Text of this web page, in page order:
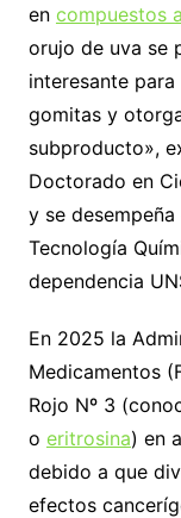
en compuestos
orujo de uva se
interesante
gomitas y
subproducto»,
Doctorado en
y se
Tecnología
dependencia
En 2025 la
Medicamentos
Rojo Nº 3
o eritrosina) en
debido a que
efectos